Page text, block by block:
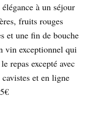
à un séjour
fruits rouges
et une fin de bouche
vin exceptionnel qui
repas excepté avec
et en ligne